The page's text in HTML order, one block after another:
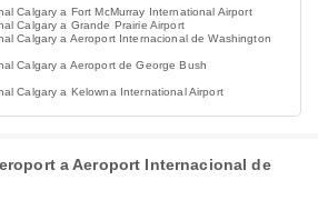
Calgary a Fort McMurray International Airport
Calgary a Grande Prairie Airport
Calgary a Aeroport Internacional de Washington
Calgary a Aeroport de George Bush
Calgary a Kelowna International Airport
a Aeroport Internacional de